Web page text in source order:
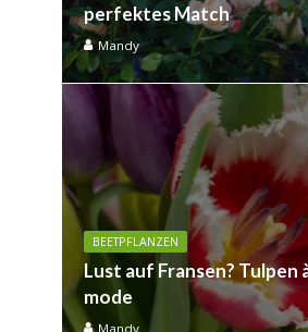
perfektes Match
Mandy
BEETPFLANZEN
Lust auf Fransen? Tulpen
mode
Mandy